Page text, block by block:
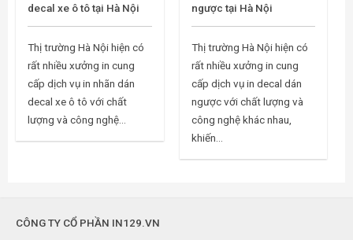
decal xe ô tô tại Hà Nội
Thị trường Hà Nội hiện có
rất nhiều xưởng in cung
cấp dịch vụ in nhãn dán
decal xe ô tô với chất
lượng và công nghệ...
ngược tại Hà Nội
Thị trường Hà Nội hiện có
rất nhiều xưởng in cung
cấp dịch vụ in decal dán
ngược với chất lượng và
công nghệ khác nhau,
khiến...
CÔNG TY CỔ PHẦN IN129.VN